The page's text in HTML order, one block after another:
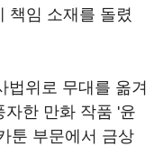
책임 소재를 돌렸
법위로 무대를 옮겨
한 만화 작품 '윤
툰 부문에서 금상